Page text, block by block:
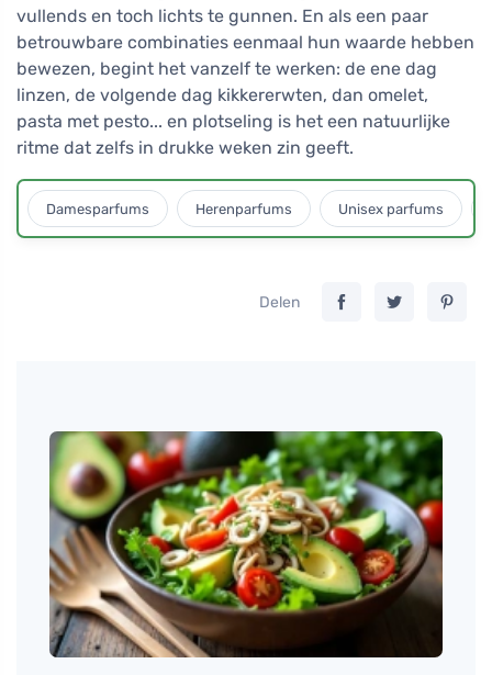
vullends en toch lichts te gunnen. En als een paar
betrouwbare combinaties eenmaal hun waarde hebben
bewezen, begint het vanzelf te werken: de ene dag
linzen, de volgende dag kikkererwten, dan omelet,
pasta met pesto... en plotseling is het een natuurlijke
ritme dat zelfs in drukke weken zin geeft.
Damesparfums Herenparfums Unisex parfums
Delen